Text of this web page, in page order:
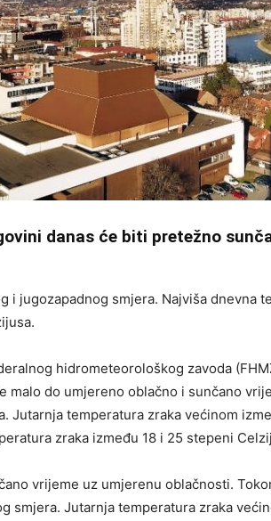
danas će biti pretežno
i jugozapadnog smjera. Najviša dnevna
hidrometeorološkog zavoda
malo do umjereno oblačno i sunčano
Jutarnja temperatura zraka većinom
zraka između 18 i 25 stepeni
vrijeme uz umjerenu oblačnosti.
smjera. Jutarnja temperatura zraka